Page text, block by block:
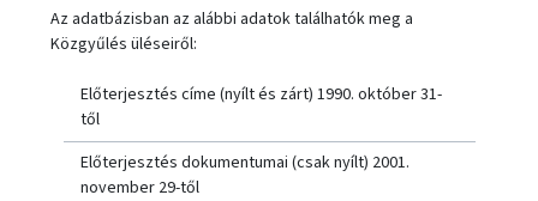
Az adatbázisban az alábbi adatok találhatók meg a
Közgyűlés üléseiről:
Előterjesztés címe (nyílt és zárt) 1990. október 31-
től
Előterjesztés dokumentumai (csak nyílt) 2001.
november 29-től